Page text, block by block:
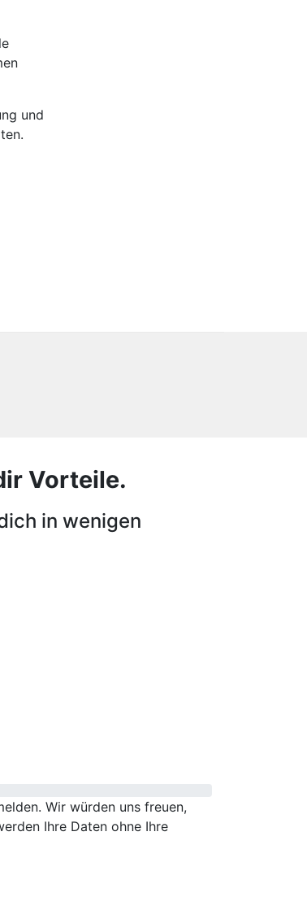
und
Vorteile.
in wenigen
Wir würden uns freuen,
Ihre Daten ohne Ihre